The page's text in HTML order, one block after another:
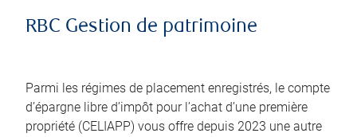
RBC Gestion de patrimoine
Parmi les régimes de placement enregistrés, le compte
d’épargne libre d’impôt pour l’achat d’une première
propriété (CELIAPP) vous offre depuis 2023 une autre